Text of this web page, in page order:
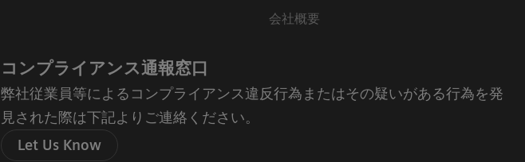
会社概要
コンプライアンス通報窓口
弊社従業員等によるコンプライアンス違反行為またはその疑いがある行為を発
見された際は下記よりご連絡ください。
Let Us Know